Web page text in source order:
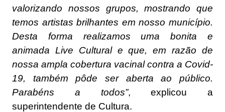
valorizando nossos grupos, mostrando que
temos artistas brilhantes em nosso município.
Desta forma realizamos uma bonita e
animada Live Cultural e que, em razão de
nossa ampla cobertura vacinal contra a Covid-
19, também pôde ser aberta ao público.
Parabéns a todos”, explicou a
superintendente de Cultura.